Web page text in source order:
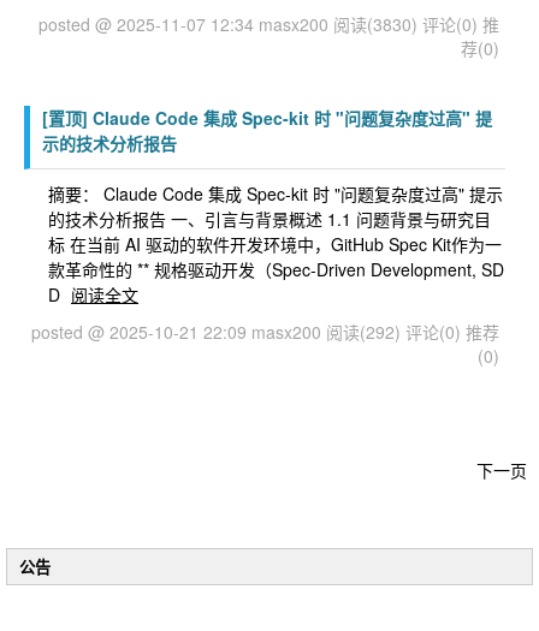
posted @ 2025-11-07 12:34 masx200 阅读(3830) 评论(0) 推
荐(0)
[置顶] Claude Code 集成 Spec-kit 时 "问题复杂度过高" 提
示的技术分析报告
摘要： Claude Code 集成 Spec-kit 时 "问题复杂度过高" 提示
的技术分析报告 一、引言与背景概述 1.1 问题背景与研究目
标 在当前 AI 驱动的软件开发环境中，GitHub Spec Kit作为一
款革命性的 ** 规格驱动开发（Spec-Driven Development, SD
D 阅读全文
posted @ 2025-10-21 22:09 masx200 阅读(292) 评论(0) 推荐
(0)
下一页
公告